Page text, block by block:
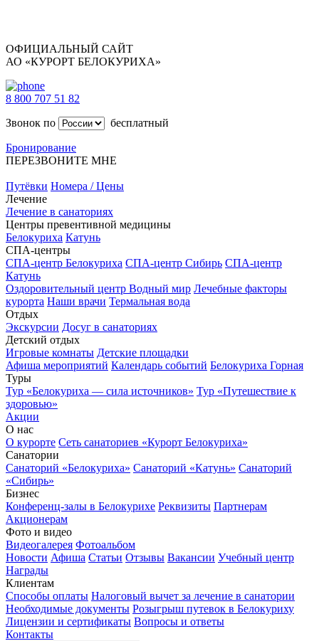
ОФИЦИАЛЬНЫЙ САЙТ
АО «КУРОРТ БЕЛОКУРИХА»
8 800 707 51 82
Звонок по
бесплатный
Бронирование
ПЕРЕЗВОНИТЕ МНЕ
Путёвки Номера / Цены
Лечение
Лечение в санаториях
Центры превентивной медицины
Белокуриха Катунь
СПА-центры
СПА-центр Белокуриха СПА-центр Сибирь СПА-центр
Катунь
Оздоровительный центр Водный мир Лечебные факторы
курорта Наши врачи Термальная вода
Отдых
Экскурсии Досуг в санаториях
Детский отдых
Игровые комнаты Детские площадки
Афиша мероприятий Календарь событий Белокуриха Горная
Туры
Тур «Белокуриха — сила источников» Тур «Путешествие к
здоровью»
Акции
О нас
О курорте Сеть санаториев «Курорт Белокуриха»
Санатории
Санаторий «Белокуриха» Санаторий «Катунь» Санаторий
«Сибирь»
Бизнес
Конференц-залы в Белокурихе Реквизиты Партнерам
Акционерам
Фото и видео
Видеогалерея Фотоальбом
Новости Афиша Статьи Отзывы Вакансии Учебный центр
Награды
Клиентам
Способы оплаты Налоговый вычет за лечение в санатории
Необходимые документы Розыгрыш путевок в Белокуриху
Лицензии и сертификаты Вопросы и ответы
Контакты